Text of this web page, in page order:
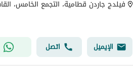
الإيميل اتصل